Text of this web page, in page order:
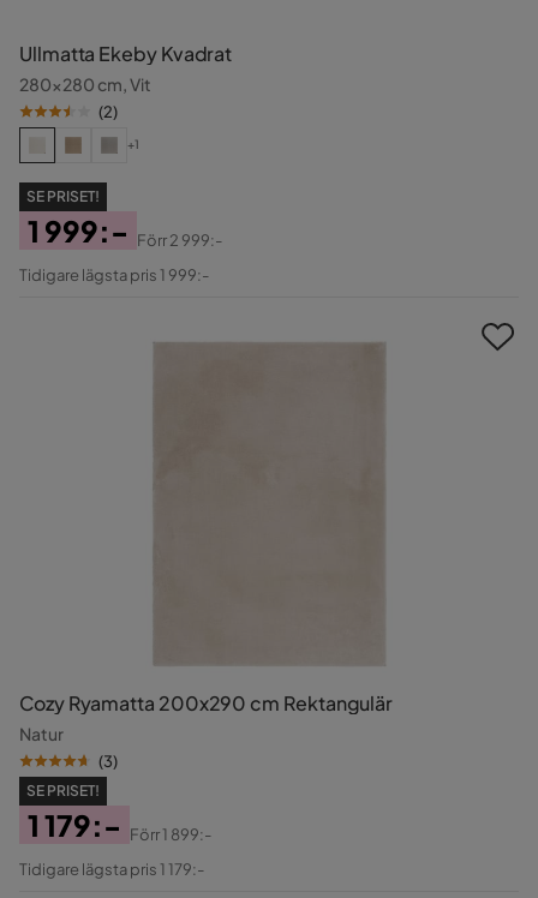
Ullmatta Ekeby Kvadrat
280x280 cm, Vit
(2)
+1
SE PRISET!
Pris
1 999:-
Original
Förr2 999:-
Tidigare lägsta pris 1 999:-
Cozy Ryamatta 200x290 cm Rektangulär
Natur
(3)
SE PRISET!
Pris
1 179:-
Original
Förr1 899:-
Tidigare lägsta pris 1 179:-